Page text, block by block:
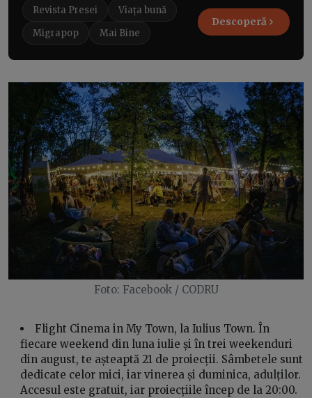
Revista Presei
Viața bună
Migrapop
Mai Bine
Descoperă
Foto: Facebook / CODRU
Flight Cinema in My Town, la Iulius Town. În
fiecare weekend din luna iulie și în trei weekenduri
din august, te așteaptă 21 de proiecții. Sâmbetele sunt
dedicate celor mici, iar vinerea și duminica, adulților.
Accesul este gratuit, iar proiecțiile încep de la 20:00.